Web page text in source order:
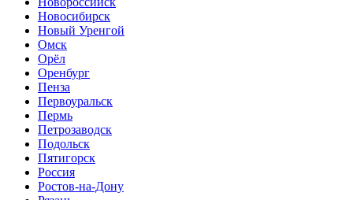
Новосибирск
Новый Уренгой
Омск
Орёл
Оренбург
Пенза
Первоуральск
Пермь
Петрозаводск
Подольск
Пятигорск
Россия
Ростов-на-Дону